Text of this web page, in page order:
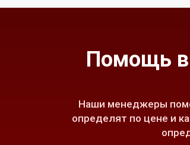
Помощь в
Наши менеджеры
определят по цене и